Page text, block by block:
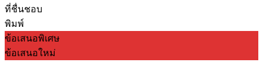
ที่ชื่นชอบ
พิมพ์
ข้อเสนอพิเศษ
ข้อเสนอใหม่